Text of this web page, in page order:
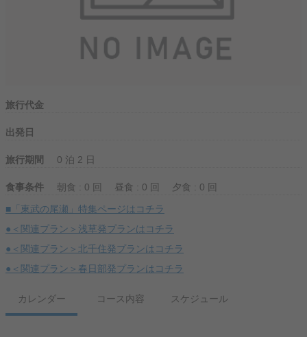
旅行代金
出発日
旅行期間 0 泊 2 日
食事条件 朝食 : 0 回 昼食 : 0 回
夕食 : 0 回
■「東武の尾瀬」特集ページはコチラ
●＜関連プラン＞浅草発プランはコチラ
●＜関連プラン＞北千住発プランはコチラ
●＜関連プラン＞春日部発プランはコチラ
カレンダー コース内容 スケジュール